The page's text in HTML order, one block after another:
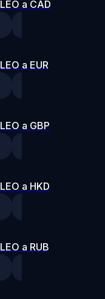
LEO a CAD
LEO a EUR
LEO a GBP
LEO a HKD
LEO a RUB